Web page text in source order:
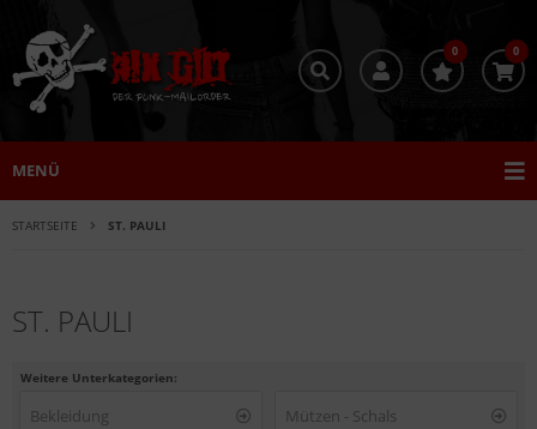
0 0
MENÜ
STARTSEITE ST. PAULI
ST. PAULI
Weitere Unterkategorien:
Bekleidung Mützen - Schals